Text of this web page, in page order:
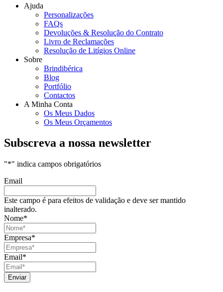
Ajuda
Personalizações
FAQs
Devoluções & Resolução do Contrato
Livro de Reclamações
Resolução de Litígios Online
Sobre
Brindibérica
Blog
Portfólio
Contactos
A Minha Conta
Os Meus Dados
Os Meus Orçamentos
Subscreva a nossa newsletter
"*" indica campos obrigatórios
Email
Este campo é para efeitos de validação e deve ser mantido
inalterado.
Nome*
Empresa*
Email*